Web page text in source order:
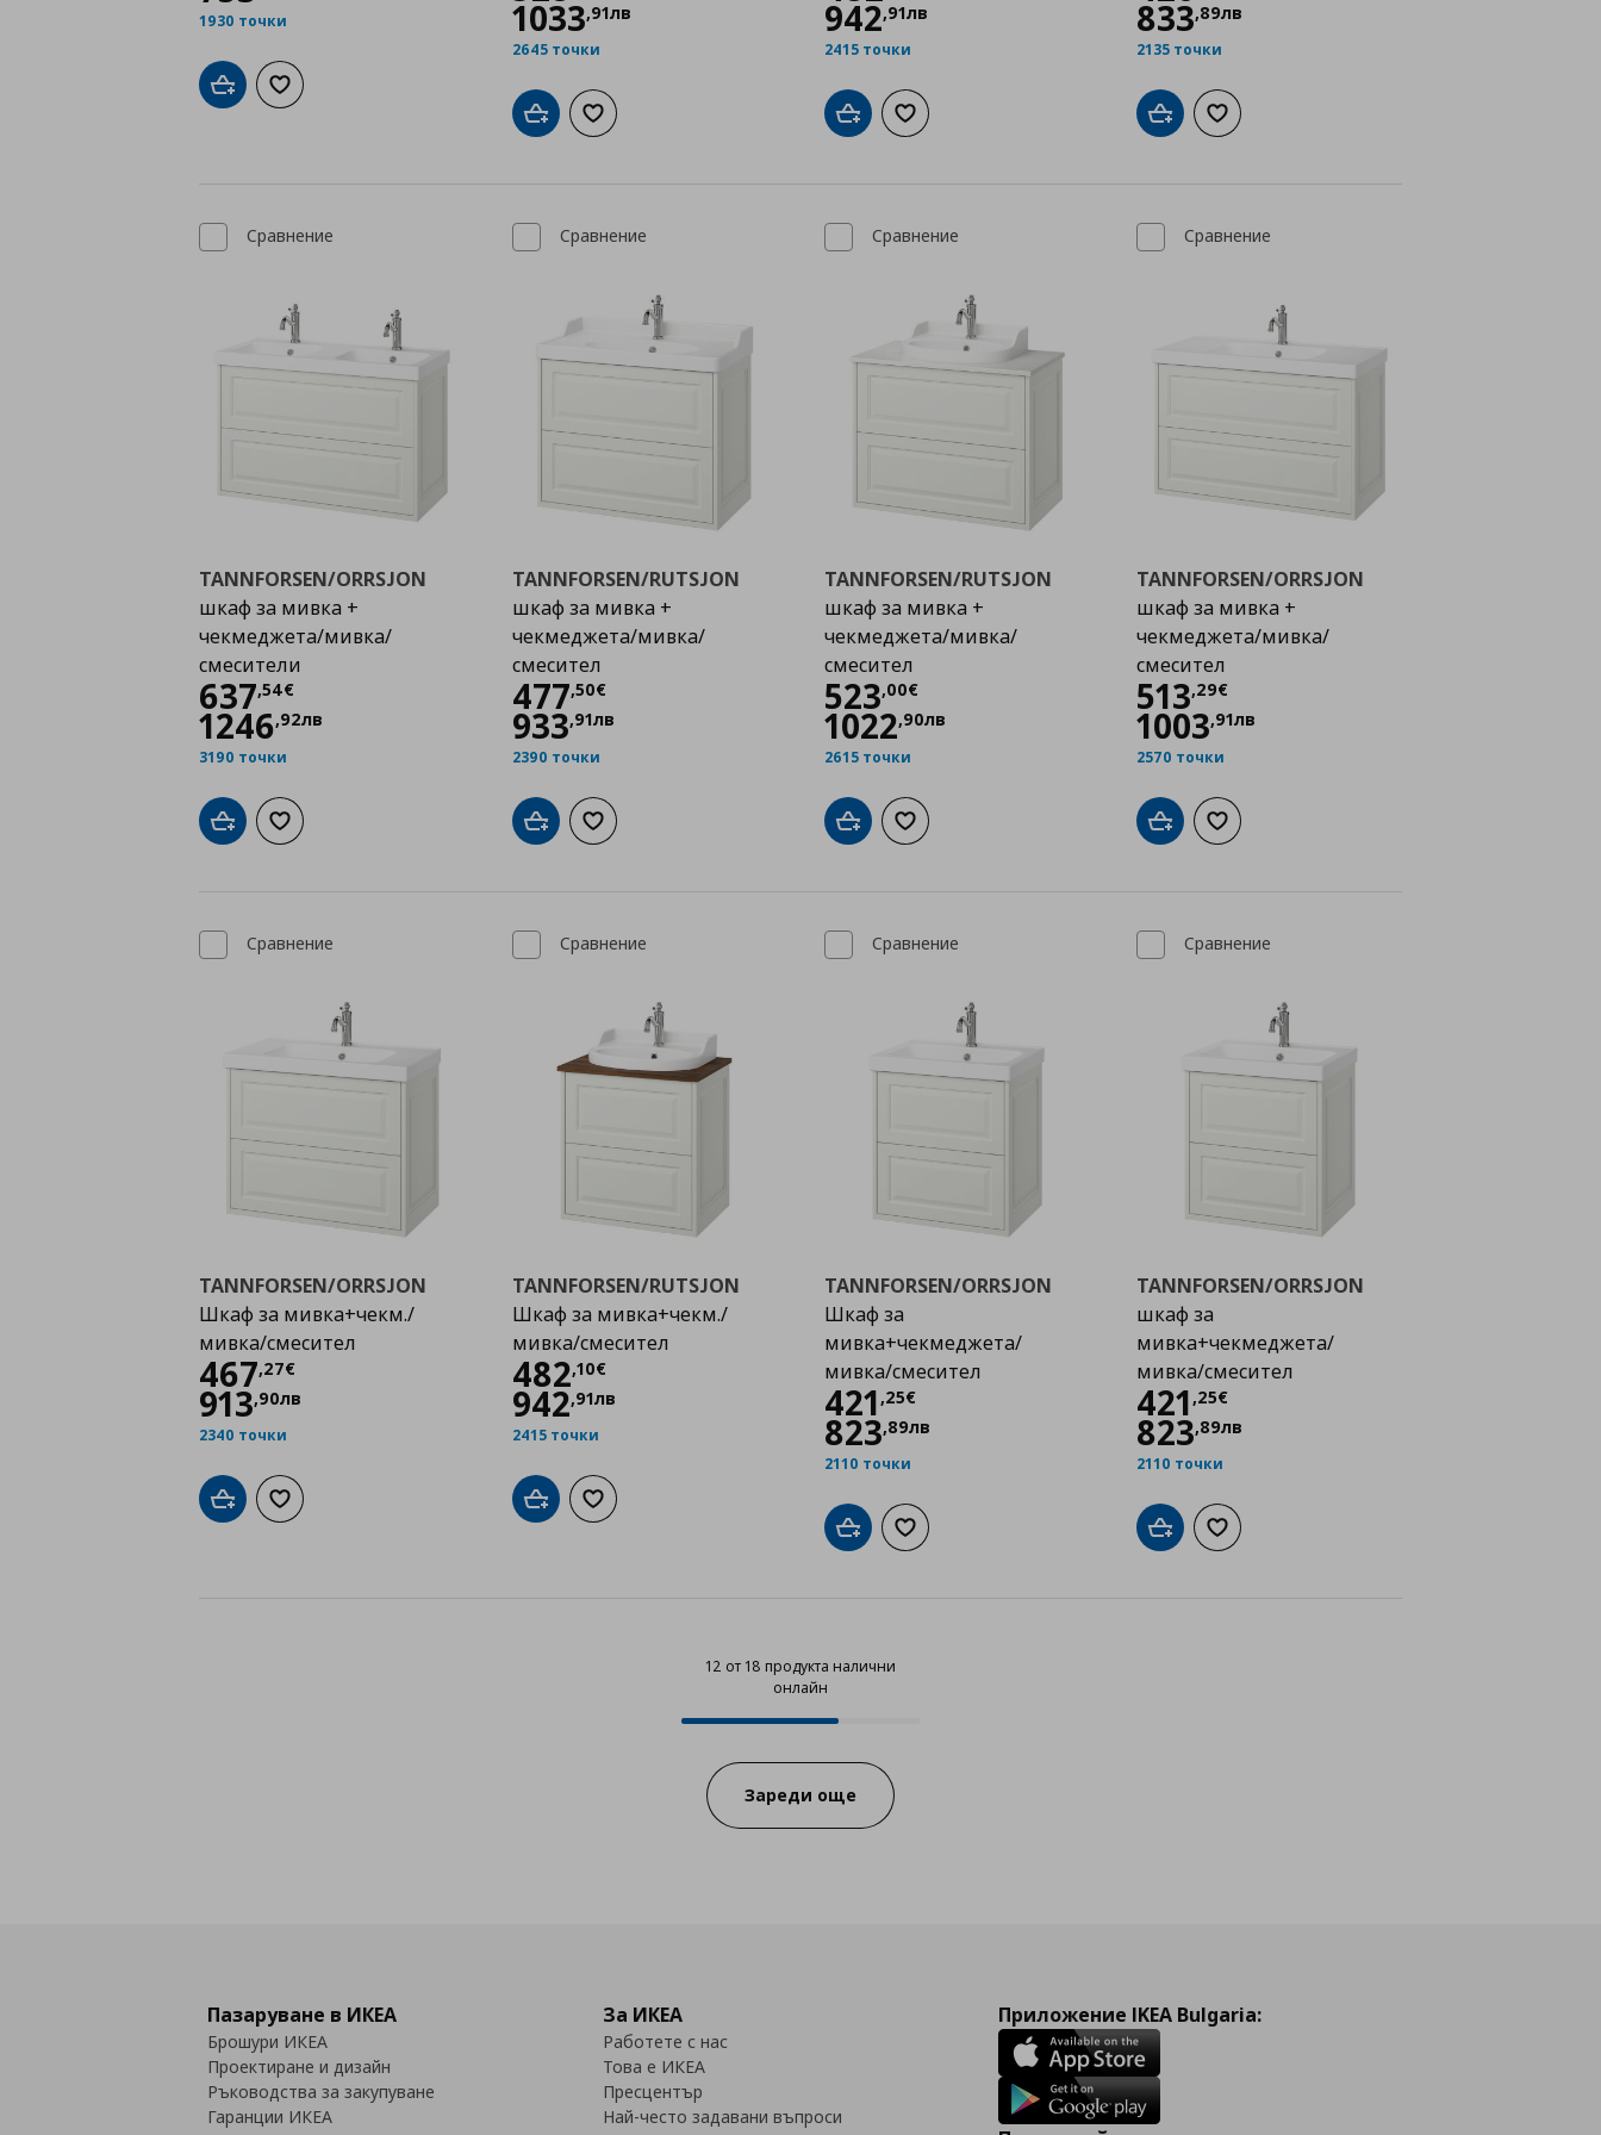
1930 точки
Добави в кошницата
Добави към списъка с любими
1033,91лв
2645 точки
Добави в кошницата
Добави към списъка с любими
942,91лв
2415 точки
Добави в кошницата
Добави към списъка с любими
833,89лв
2135 точки
Добави в кошницата
Добави към списъка с любими
Сравнение
TANNFORSEN/ORRSJON
шкаф за мивка +
чекмеджета/мивка/
смесители
637,54€
Цена
1246,92лв
3190 точки
Добави в кошницата
Добави към списъка с любими
Сравнение
TANNFORSEN/RUTSJON
шкаф за мивка +
чекмеджета/мивка/
смесител
477,50€
Цена
933,91лв
2390 точки
Добави в кошницата
Добави към списъка с любими
Сравнение
TANNFORSEN/RUTSJON
шкаф за мивка +
чекмеджета/мивка/
смесител
523,00€
Цена
1022,90лв
2615 точки
Добави в кошницата
Добави към списъка с любими
Сравнение
TANNFORSEN/ORRSJON
шкаф за мивка +
чекмеджета/мивка/
смесител
513,29€
Цена
1003,91лв
2570 точки
Добави в кошницата
Добави към списъка с любими
Сравнение
TANNFORSEN/ORRSJON
Шкаф за мивка+чекм./
мивка/смесител
467,27€
Цена467,27 €
913,90лв
2340 точки
Добави в кошницата
Добави към списъка с любими
Сравнение
TANNFORSEN/RUTSJON
Шкаф за мивка+чекм./
мивка/смесител
482,10€
Цена
942,91лв
2415 точки
Добави в кошницата
Добави към списъка с любими
Сравнение
TANNFORSEN/ORRSJON
Шкаф за
мивка+чекмеджета/
мивка/смесител
421 ,25€
Цена
823,89лв
2110 точки
Добави в кошницата
Добави към списъка с любими
Сравнение
TANNFORSEN/ORRSJON
шкаф за
мивка+чекмеджета/
мивка/смесител
421,25€
Цена
823,89лв
2110 точки
Добави в кошницата
Добави към списъка с любими
12 от 18 продукта налични
онлайн
12 от 18 продукта налични онлайн
Progress:
Зареди още
Пазаруване в ИКЕА
Брошури ИКЕА
Проектиране и дизайн
Ръководства за закупуване
Гаранции ИКЕА
За ИКЕА
Работете с нас
Това е ИКЕА
Пресцентър
Най-често задавани въпроси
Приложение IKEA Bulgaria: